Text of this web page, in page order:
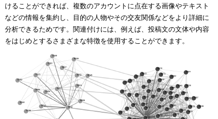
けることができれば、複数のアカウントに点在する画像やテキスト
などの情報を集約し、目的の人物やその交友関係などをより詳細に
分析できるためです。関連付けには、例えば、投稿文の文体や内容
をはじめとするさまざまな特徴を使用することができます。